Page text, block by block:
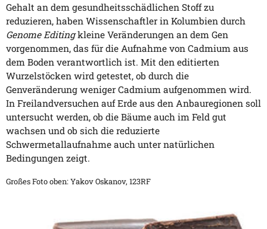
Gehalt an dem gesundheitsschädlichen Stoff zu
reduzieren, haben Wissenschaftler in Kolumbien durch
Genome Editingkleine Veränderungen an dem Gen
vorgenommen, das für die Aufnahme von Cadmium aus
dem Boden verantwortlich ist. Mit den editierten
Wurzelstöcken wird getestet, ob durch die
Genveränderung weniger Cadmium aufgenommen wird.
In Freilandversuchen auf Erde aus den Anbauregionen soll
untersucht werden, ob die Bäume auch im Feld gut
wachsen und ob sich die reduzierte
Schwermetallaufnahme auch unter natürlichen
Bedingungen zeigt.
Großes Foto oben: Yakov Oskanov, 123RF